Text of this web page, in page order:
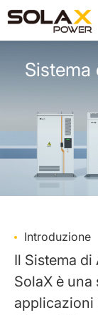
Introduzione
Il Sistema
SolaX è
applicazioni